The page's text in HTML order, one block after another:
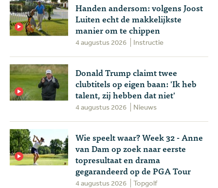
Handen andersom: volgens Joost
Luiten echt de makkelijkste
manier om te chippen
4 augustus 2026 Instructie
Donald Trump claimt twee
clubtitels op eigen baan: 'Ik heb
talent, zij hebben dat niet'
4 augustus 2026 Nieuws
Wie speelt waar? Week 32 - Anne
van Dam op zoek naar eerste
topresultaat en drama
gegarandeerd op de PGA Tour
4 augustus 2026 Topgolf